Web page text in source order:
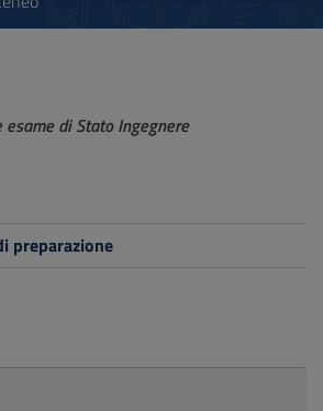
di Stato Ingegnere
preparazione